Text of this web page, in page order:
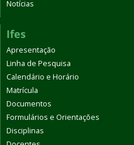
Notícias
Ifes
Apresentação
Linha de Pesquisa
Calendário e Horário
Matrícula
Documentos
Formulários e Orientações
Disciplinas